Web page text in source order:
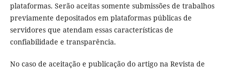
plataformas. Serão aceitas somente submissões de trabalhos
previamente depositados em plataformas públicas de
servidores que atendam essas características de
confiabilidade e transparência.
No caso de aceitação e publicação do artigo na Revista de